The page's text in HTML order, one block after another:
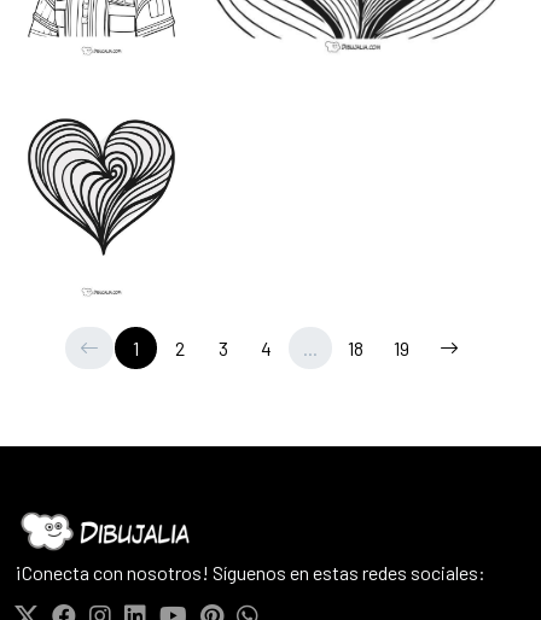
1 2 3 4 ... 18 19
¡Conecta con nosotros! Síguenos en estas redes sociales: